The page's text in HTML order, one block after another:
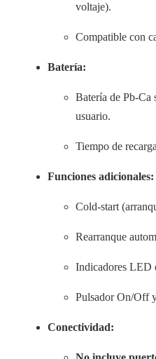
voltaje).
Compatible con
Batería:
Batería de Pb-Ca
usuario.
Tiempo de
Funciones adicionales:
Cold-start
Rearranque
Indicadores LED
Pulsador On/Off
Conectividad: